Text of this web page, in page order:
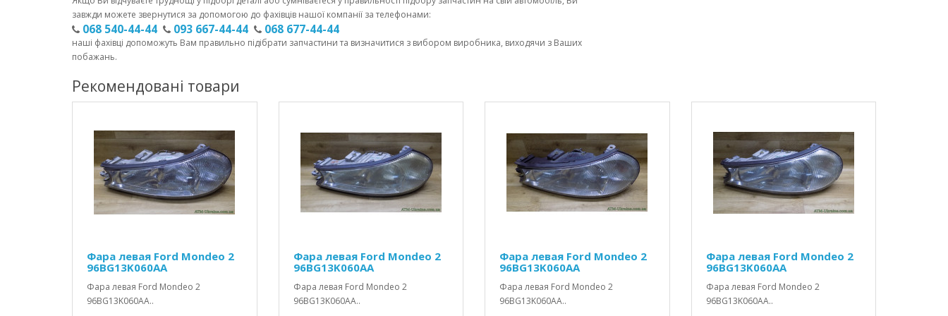
завжди можете звернутися за допомогою до фахівців нашої компанії за телефонами:
068 540-44-44 093 667-44-44 068 677-44-44
наші фахівці допоможуть Вам правильно підібрати запчастини та визначитися з вибором виробника, виходячи з Ваших
побажань.
Рекомендовані товари
Фара левая Ford Mondeo 2
96BG13K060AA
Фара левая Ford Mondeo 2
96BG13K060AA..
Фара левая Ford Mondeo 2
96BG13K060AA
Фара левая Ford Mondeo 2
96BG13K060AA..
Фара левая Ford Mondeo 2
96BG13K060AA
Фара левая Ford Mondeo 2
96BG13K060AA..
Фара левая Ford Mondeo 2
96BG13K060AA
Фара левая Ford Mondeo 2
96BG13K060AA..